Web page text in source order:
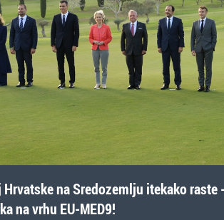
Hrvatske na Sredozemlju itekako
na vrhu EU-MED9!